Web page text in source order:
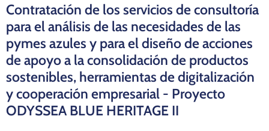
Contratación de los servicios de consultoría
para el análisis de las necesidades de las
pymes azules y para el diseño de acciones
de apoyo a la consolidación de productos
sostenibles, herramientas de digitalización
y cooperación empresarial - Proyecto
ODYSSEA BLUE HERITAGE II